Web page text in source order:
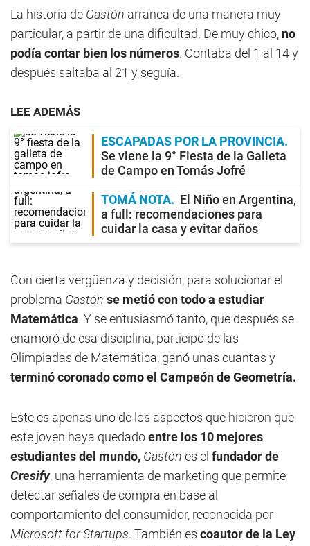
La historia de Gastón arranca de una manera muy
particular, a partir de una dificultad. De muy chico, no
podía contar bien los números. Contaba del 1 al 14 y
después saltaba al 21 y seguía.
LEE ADEMÁS
ESCAPADAS POR LA PROVINCIA
Se viene la 9° Fiesta de la Galleta
de Campo en Tomás Jofré
TOMÁ NOTA
El Niño en Argentina,
a full: recomendaciones para
cuidar la casa y evitar daños
Con cierta vergüenza y decisión, para solucionar el
problema Gastón se metió con todo a estudiar
Matemática. Y se entusiasmó tanto, que después se
enamoró de esa disciplina, participó de las
Olimpiadas de Matemática, ganó unas cuantas y
terminó coronado como el Campeón de Geometría.
Este es apenas uno de los aspectos que hicieron que
este joven haya quedadoentre los 10 mejores
estudiantes del mundo, Gastón es el fundador de
Cresify, una herramienta de marketing que permite
detectar señales de compra en base al
comportamiento del consumidor, reconocida por
Microsoft for Startups. También es coautor de la Ley